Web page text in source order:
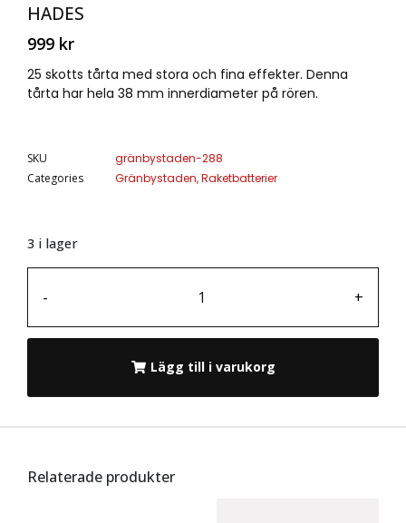
HADES
999 kr
25 skotts tårta med stora och fina effekter. Denna
tårta har hela 38 mm innerdiameter på rören.
SKU
gränbystaden-288
Categories
Gränbystaden,Raketbatterier
3 i lager
- +
Lägg till i varukorg
Relaterade produkter